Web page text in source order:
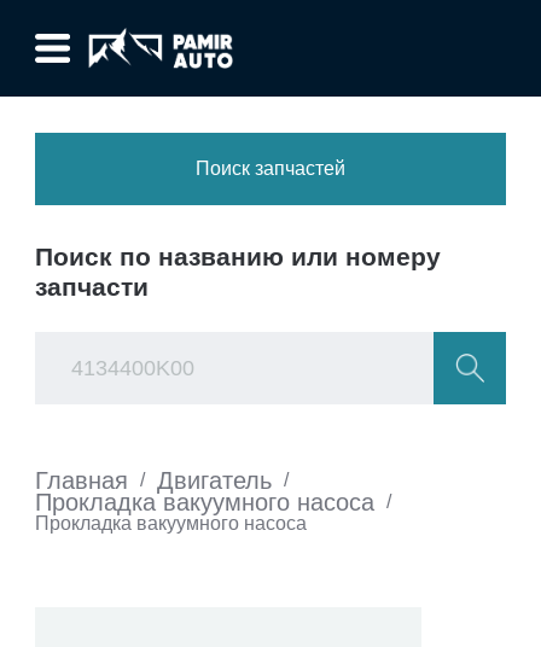
Поиск запчастей
Поиск по названию или номеру
запчасти
Главная / Двигатель /
Прокладка вакуумного насоса /
Прокладка вакуумного насоса